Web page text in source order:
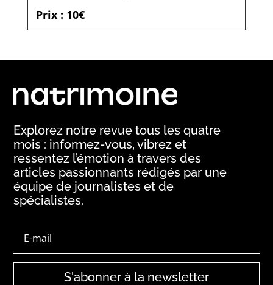
Prix : 10€
Explorez notre revue tous les quatre
mois : informez-vous, vibrez et
ressentez l’émotion à travers des
articles passionnants rédigés par une
équipe de journalistes et de
spécialistes.
S'abonner à la newsletter